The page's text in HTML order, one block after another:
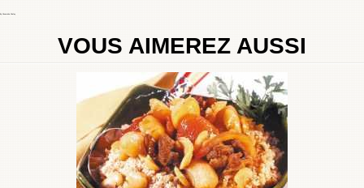
VOUS AIMEREZ AUSSI